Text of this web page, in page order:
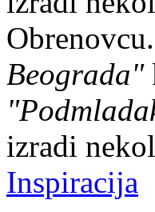
Beograda"
izradi
Inspiracija